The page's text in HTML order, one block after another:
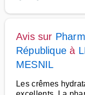
Avis sur
République à
MESNIL
Les crêmes